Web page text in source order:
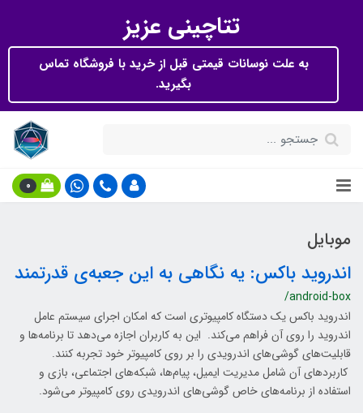
تتاچینی عزیز
به علت نوسانات قیمتی قبل از خرید با فروشگاه تماس
بگیرید.
0
موبایل
اندروید باکس: یه نگاهی به این جعبه‌ی قدرتمند
/android-box
اندروید باکس یک دستگاه کامپیوتری است که امکان اجرای سیستم عامل
اندروید را روی آن فراهم می‌کند. این به کاربران اجازه می‌دهد تا برنامه‌ها و
قابلیت‌های گوشی‌های اندرویدی را بر روی کامپیوتر خود تجربه کنند.
کاربردهای آن شامل مدیریت ایمیل، پیام‌ها، شبکه‌های اجتماعی، بازی و
استفاده از برنامه‌های خاص گوشی‌های اندرویدی روی کامپیوتر می‌شود.